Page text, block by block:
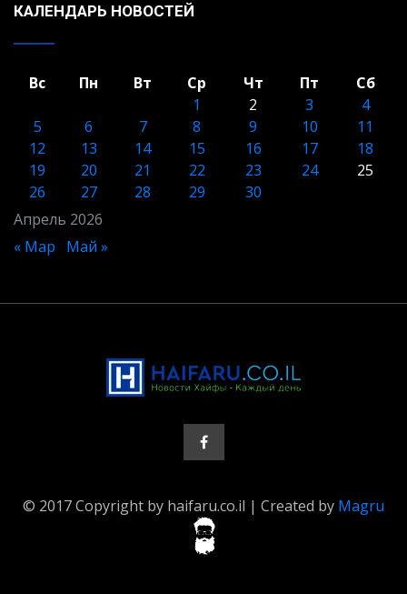
КАЛЕНДАРЬ НОВОСТЕЙ
Апрель 2026
Вс Пн Вт Ср Чт Пт
Сб
1
2 3
4
5
6 7 8 9 10
11
12
13 14 15 16 17
18
19
20 21 22 23 24
25
26
27 28 29 30
« Мар Май »
© 2017 Copyright by haifaru.co.il | Created by Magru